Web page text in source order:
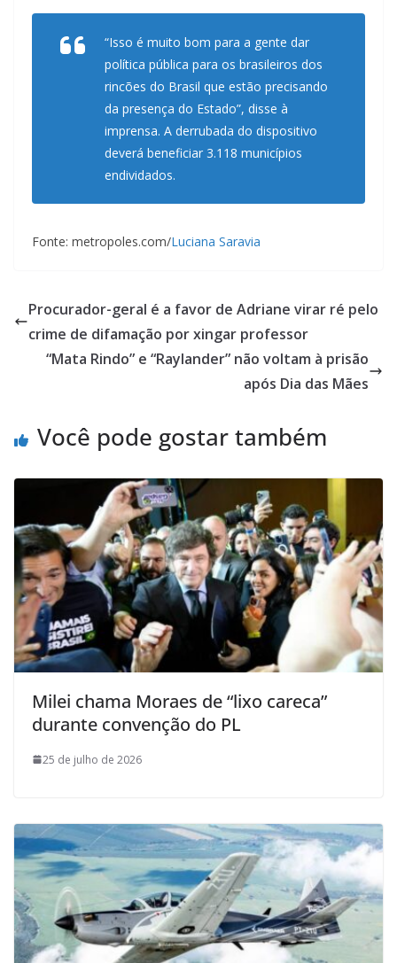
“⁠Isso é muito bom para a gente dar
política pública para os brasileiros dos
rincões do Brasil que estão precisando
da presença do Estado”, disse à
imprensa. A derrubada do dispositivo
deverá beneficiar 3.118 municípios
endividados.
Fonte: metropoles.com/Luciana Saravia
Procurador-geral é a favor de Adriane virar ré pelo
crime de difamação por xingar professor
“Mata Rindo” e “Raylander” não voltam à prisão
após Dia das Mães
Você pode gostar também
Milei chama Moraes de “lixo careca”
durante convenção do PL
25 de julho de 2026